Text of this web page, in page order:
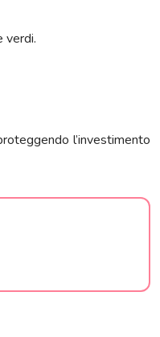
verdi.
l’investimento